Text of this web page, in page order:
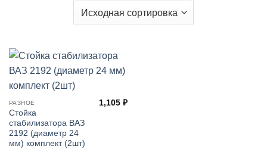
РАЗНОЕ
Стойка
стабилизатора ВАЗ
2192 (диаметр 24
мм) комплект (2шт)
1,105₽